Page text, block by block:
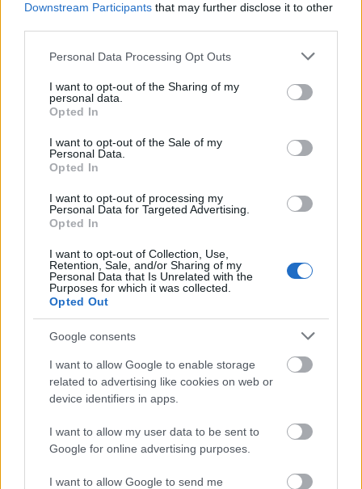
Downstream Participants that may further disclose it to other
Please note that this website/app uses one or more Google
not limited to your visit or usage behaviour. You may click to
grant or deny consent to Google and its third-party tags to
use your data for below specified purposes in below Google
consent section.
Personal Data Processing Opt Outs
I want to opt-out of the Sharing of my
personal data.
Opted In
I want to opt-out of the Sale of my
Personal Data.
Opted In
I want to opt-out of processing my
Personal Data for Targeted Advertising.
Opted In
I want to opt-out of Collection, Use,
Retention, Sale, and/or Sharing of my
Personal Data that Is Unrelated with the
Purposes for which it was collected.
Opted Out
Google consents
I want to allow Google to enable storage
related to advertising like cookies on web or
device identifiers in apps.
I want to allow my user data to be sent to
Google for online advertising purposes.
I want to allow Google to send me
Kimolos Experience Festival